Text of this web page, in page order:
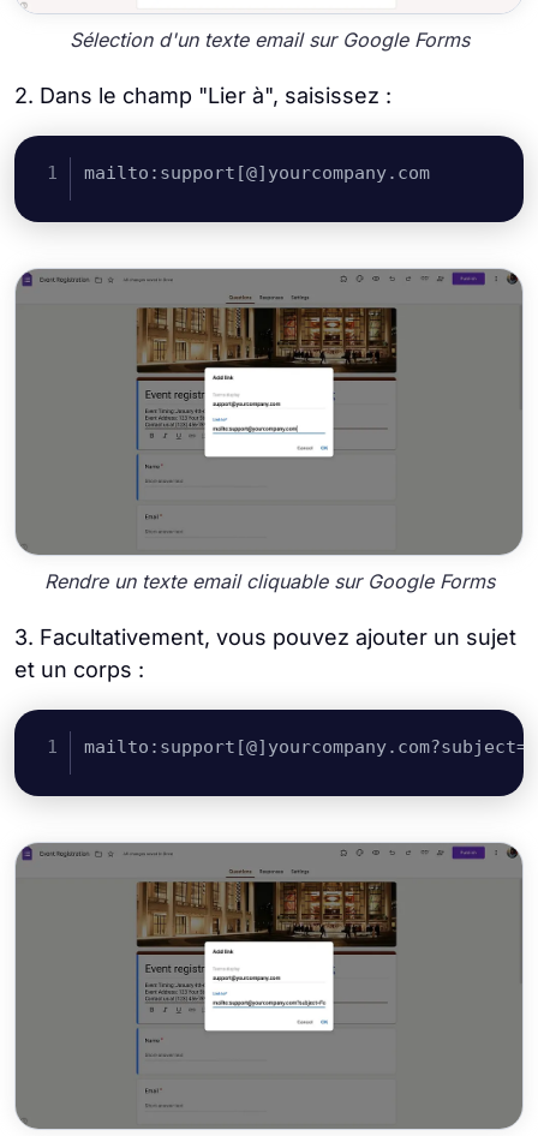
Sélection d'un texte email sur Google Forms
2. Dans le champ "Lier à", saisissez :
mailto:support[@]yourcompany.com
Rendre un texte email cliquable sur Google Forms
3. Facultativement, vous pouvez ajouter un sujet
et un corps :